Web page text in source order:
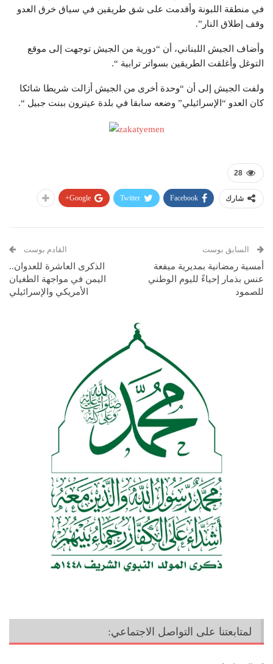
في منطقة اللبونة وأقدمت على شق طريقين في سياق خرق العدو
وقف إطلاق النار”.
وأضاف الجيش اللبناني، أن “دورية من الجيش توجهت إلى موقع
التوغل وأغلقت الطريقين بسواتر ترابية “.
ولفت الجيش إلى أن “وحدة أخرى من الجيش أزالت شريطا شائكا
كان العدو “الإسرائيلي” وضعه سابقا في بلدة عيترون ببنت جبيل “.
28
شارك Facebook
Twitter
Google+
السابق بوست
أمسية رمضانية بمديرية ميفعة
عنس بذمار إحياءً لليوم الوطني
للصمود
القادم بوست
الذكرى العاشرة للعدوان..
اليمن في مواجهة الطغيان
الأمريكي والإسرائيلي
لمتابعتنا على التواصل الاجتماعي: